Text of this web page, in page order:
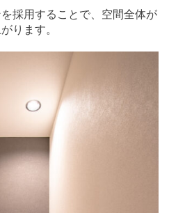
採用することで、空間全体が
ります。